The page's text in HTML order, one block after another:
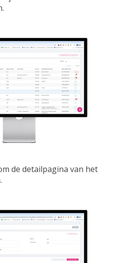
de detailpagina van het